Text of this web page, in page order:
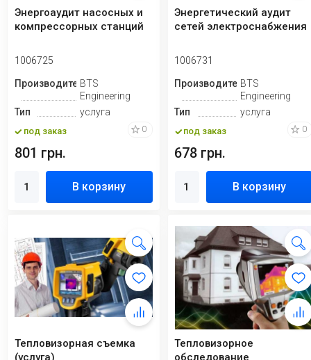
Энергоаудит насосных и
компрессорных станций
1006725
ПроизводительBTS
Engineering
Тип
услуга
под заказ 0
801 грн.
В корзину
Энергетический аудит
сетей электроснабжения
1006731
ПроизводительBTS
Engineering
Тип
услуга
под заказ 0
678 грн.
В корзину
Тепловизорная съемка
(услуга)
Тепловизорное
обследование